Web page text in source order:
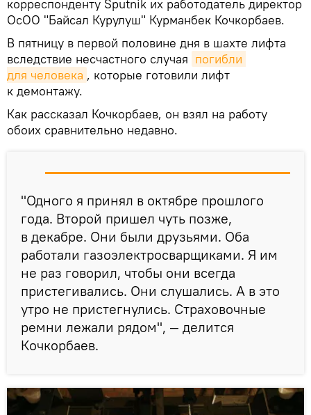
корреспонденту Sputnik их работодатель директор
ОсОО "Байсал Курулуш" Курманбек Кочкорбаев.
В пятницу в первой половине дня в шахте лифта
вследствие несчастного случая погибли
для человека , которые готовили лифт
к демонтажу.
Как рассказал Кочкорбаев, он взял на работу
обоих сравнительно недавно.
"Одного я принял в октябре прошлого
года. Второй пришел чуть позже,
в декабре. Они были друзьями. Оба
работали газоэлектросварщиками. Я им
не раз говорил, чтобы они всегда
пристегивались. Они слушались. А в это
утро не пристегнулись. Страховочные
ремни лежали рядом", — делится
Кочкорбаев.